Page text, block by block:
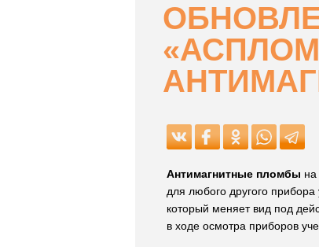
Антимагнитные пломбы на
для любого другого прибора
который меняет вид под
в ходе осмотра приборов